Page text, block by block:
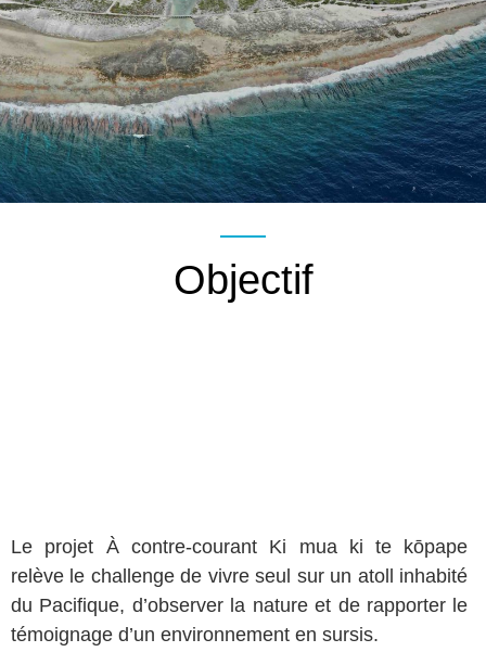
Objectif
Le projet À contre-courant Ki mua ki te kōpape
relève le challenge de vivre seul sur un atoll inhabité
du Pacifique, d’observer la nature et de rapporter le
témoignage d’un environnement en sursis.